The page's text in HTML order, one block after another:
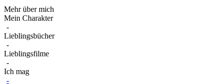
Mehr über mich
Mein Charakter
-
Lieblingsbücher
-
Lieblingsfilme
-
Ich mag
-